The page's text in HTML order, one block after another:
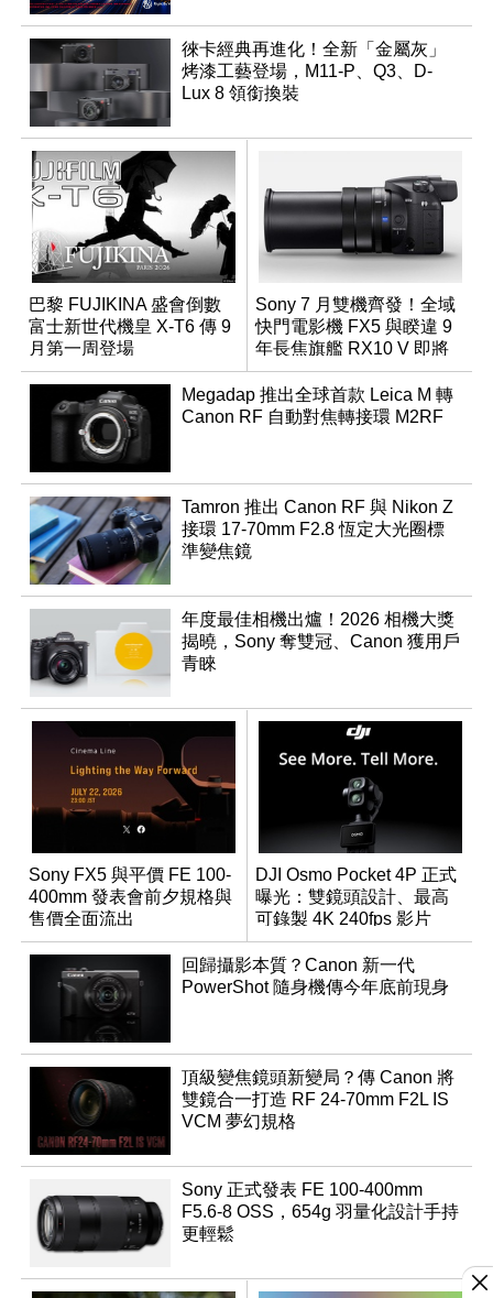
徠卡經典再進化！全新「金屬灰」
烤漆工藝登場，M11-P、Q3、D-
Lux 8 領銜換裝
巴黎 FUJIKINA 盛會倒數
富士新世代機皇 X-T6 傳 9
月第一周登場
Sony 7 月雙機齊發！全域
快門電影機 FX5 與睽違 9
年長焦旗艦 RX10 V 即將
登場
Megadap 推出全球首款 Leica M 轉
Canon RF 自動對焦轉接環 M2RF
Tamron 推出 Canon RF 與 Nikon Z
接環 17-70mm F2.8 恆定大光圈標
準變焦鏡
年度最佳相機出爐！2026 相機大獎
揭曉，Sony 奪雙冠、Canon 獲用戶
青睞
Sony FX5 與平價 FE 100-
400mm 發表會前夕規格與
售價全面流出
DJI Osmo Pocket 4P 正式
曝光：雙鏡頭設計、最高
可錄製 4K 240fps 影片
回歸攝影本質？Canon 新一代
PowerShot 隨身機傳今年底前現身
頂級變焦鏡頭新變局？傳 Canon 將
雙鏡合一打造 RF 24-70mm F2L IS
VCM 夢幻規格
Sony 正式發表 FE 100-400mm
F5.6-8 OSS，654g 羽量化設計手持
更輕鬆